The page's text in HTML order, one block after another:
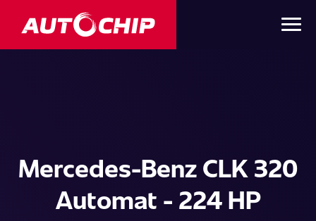
Mercedes-Benz CLK 320
Automat - 224 HP